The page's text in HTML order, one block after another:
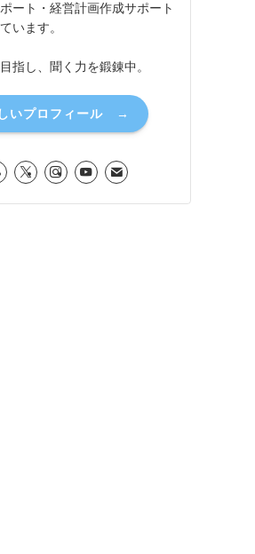
ート・経営計画作成サポート
います。
指し、聞く力を鍛錬中。
いプロフィール →